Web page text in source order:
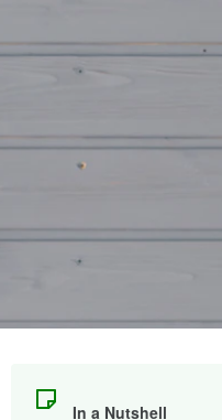
In a Nutshell